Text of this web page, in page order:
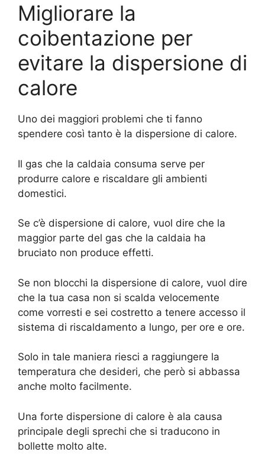
Migliorare la
coibentazione per
evitare la dispersione di
calore
Uno dei maggiori problemi che ti fanno
spendere così tanto è la dispersione di calore.
Il gas che la caldaia consuma serve per
produrre calore e riscaldare gli ambienti
domestici.
Se c’è dispersione di calore, vuol dire che la
maggior parte del gas che la caldaia ha
bruciato non produce effetti.
Se non blocchi la dispersione di calore, vuol dire
che la tua casa non si scalda velocemente
come vorresti e sei costretto a tenere accesso il
sistema di riscaldamento a lungo, per ore e ore.
Solo in tale maniera riesci a raggiungere la
temperatura che desideri, che però si abbassa
anche molto facilmente.
Una forte dispersione di calore è ala causa
principale degli sprechi che si traducono in
bollette molto alte.